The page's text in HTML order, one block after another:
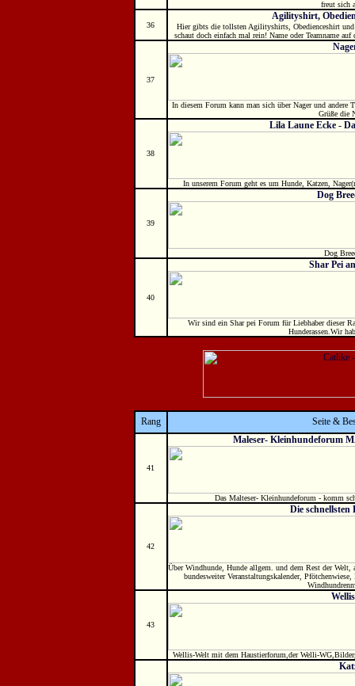
freut sich
36
Agilityshirt,
Hier gibts die tollsten Agilityshirts, Obedienceshirt
schaut doch einfach mal rein! Name oder Teamname
37
In diesem Forum kann man sich über Nager und andere
Grüße die
38
Lila Laune Ecke -
In unserem Forum geht es um Hunde, Katzen,
39
Dog
Dog
40
Shar Pei
Wir sind ein Shar pei Forum für Liebhaber dieser
Hunderassen.Wir
Rang Seite &
41
Maleser- Kleinhundeforum
Das Malteser- Kleinhundeforum - komm
42
Die schnellsten
Über Windhunde, Hunde allgem. und dem Rest der
bundesweiter Veranstaltungskalender,
43
Wellis-Welt mit dem Haustierforum,der Welli-